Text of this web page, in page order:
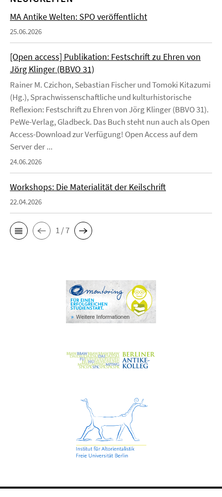
MA Antike Welten: SPO veröffentlicht
25.06.2026
[Open access] Publikation: Festschrift zu Ehren von
Jörg Klinger (BBVO 31)
Rainer M. Czichon, Sebastian Fischer und Tomoki Kitazumi
(Hg.), Sprachwissenschaftliche und kulturhistorische
Reflexion: Festschrift zu Ehren von Jörg Klinger (BBVO 31).
PeWe-Verlag, Gladbeck. Das Buch steht nun auch als Open
Access-Download zur Verfügung! Open Access auf dem
Server der ...
24.06.2026
Workshops: Die Materialität der Keilschrift
22.04.2026
1 / 7